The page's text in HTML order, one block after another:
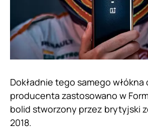
Dokładnie tego samego
producenta zastosowano w
bolid stworzony przez brytyjski
2018.